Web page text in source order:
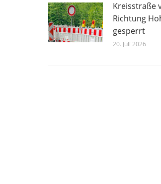
Kreisstraße
Richtung
gesperrt
20. Juli 2026